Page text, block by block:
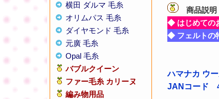
横田 ダルマ 毛糸
オリムパス 毛糸
ダイヤモンド 毛糸
元廣 毛糸
Opal 毛糸
バブルクイーン
ファー毛糸 カリーヌ
編み物用品
商品説明
◆ はじめての
◆ フェルトの
ハマナカ ウ
JANコード